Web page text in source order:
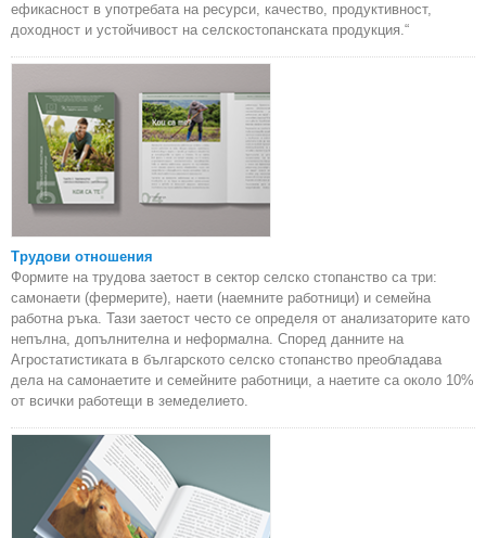
ефикасност в употребата на ресурси, качество, продуктивност,
доходност и устойчивост на селскостопанската продукция.“
Трудови отношения
Формите на трудова заетост в сектор селско стопанство са три:
самонаети (фермерите), наети (наемните работници) и семейна
работна ръка. Тази заетост често се определя от анализаторите като
непълна, допълнителна и неформална. Според данните на
Агростатистиката в българското селско стопанство преобладава
дела на самонаетите и семейните работници, а наетите са около 10%
от всички работещи в земеделието.